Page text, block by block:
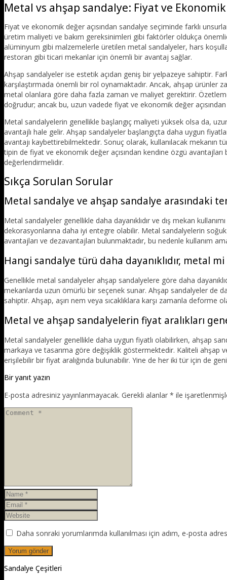
Metal vs ahşap sandalye: Fiyat ve
Fiyat ve ekonomik değer açısından sandalye seçiminde farklı
üretim maliyeti ve bakım gereksinimleri gibi faktörler oldukça
alüminyum gibi malzemelerle üretilen metal sandalyeler, hars
restoran gibi ticari mekanlar için önemli bir avantaj sağlar.
Ahşap sandalyeler ise estetik açıdan geniş bir yelpazeye sahiptir.
karşılaştırmada önemli bir rol oynamaktadır. Ancak, ahşap ürünler
metal olanlara göre daha fazla zaman ve maliyet gerektirir.
doğrudur; ancak bu, uzun vadede fiyat ve ekonomik değer
Metal sandalyelerin genellikle başlangıç maliyeti yüksek olsa da,
avantajlı hale gelir. Ahşap sandalyeler başlangıçta daha uygun
avantajı kaybettirebilmektedir. Sonuç olarak, kullanılacak mekanın
tipin de fiyat ve ekonomik değer açısından kendine özgü
değerlendirmelidir.
Sıkça Sorulan Sorular
Metal sandalye ve ahşap sandalye arasındaki
Metal sandalyeler genellikle daha dayanıklıdır ve dış mekan
dekorasyonlarına daha iyi entegre olabilir. Metal sandalyelerin
avantajları ve dezavantajları bulunmaktadır, bu nedenle kullanım
Hangi sandalye türü daha dayanıklıdır, metal mi
Genellikle metal sandalyeler ahşap sandalyelere göre daha
mekanlarda uzun ömürlü bir seçenek sunar. Ahşap sandalyeler de
sahiptir. Ahşap, aşırı nem veya sıcaklıklara karşı zamanla deforme
Metal ve ahşap sandalyelerin fiyat aralıkları
Metal sandalyeler genellikle daha uygun fiyatlı olabilirken, ahşap
markaya ve tasarıma göre değişiklik göstermektedir. Kaliteli ahşap
erişilebilir bir fiyat aralığında bulunabilir. Yine de her iki tür için de
Bir yanıt yazın
E-posta adresiniz yayınlanmayacak. Gerekli alanlar * ile
Daha sonraki yorumlarımda kullanılması için adım, e-posta
Sandalye Çeşitleri